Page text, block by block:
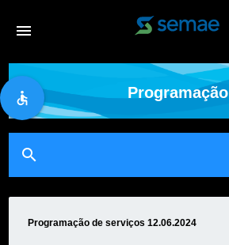
menu
accessible Programação
search
Programação de serviços 12.06.2024